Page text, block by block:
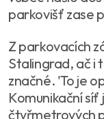
parkovišť zase
Z parkovacích
Stalingrad, ač i
značné. 'To je
Komunikační
čtyřmetrových